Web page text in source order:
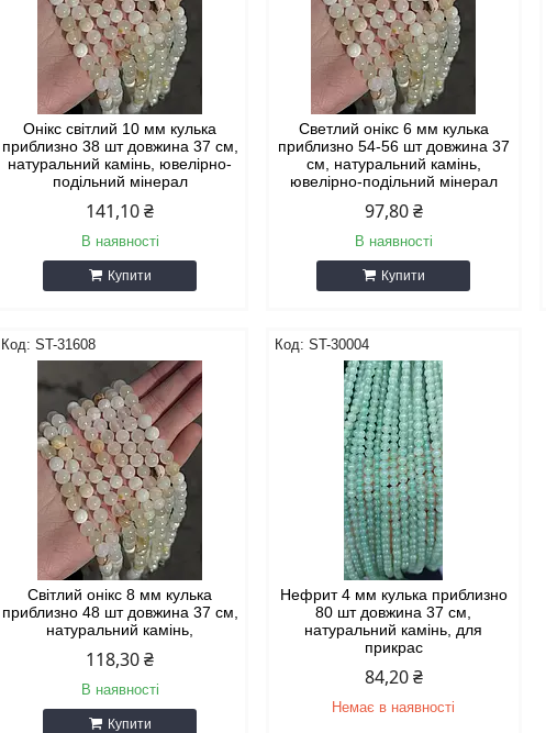
Онікс світлий 10 мм кулька
приблизно 38 шт довжина 37 см,
натуральний камінь, ювелірно-
подільний мінерал
141,10 ₴
В наявності
Купити
Светлий онікс 6 мм кулька
приблизно 54-56 шт довжина 37
см, натуральний камінь,
ювелірно-подільний мінерал
97,80 ₴
В наявності
Купити
ST-31608
Світлий онікс 8 мм кулька
приблизно 48 шт довжина 37 см,
натуральний камінь,
118,30 ₴
В наявності
Купити
ST-30004
Нефрит 4 мм кулька приблизно
80 шт довжина 37 см,
натуральний камінь, для
прикрас
84,20 ₴
Немає в наявності